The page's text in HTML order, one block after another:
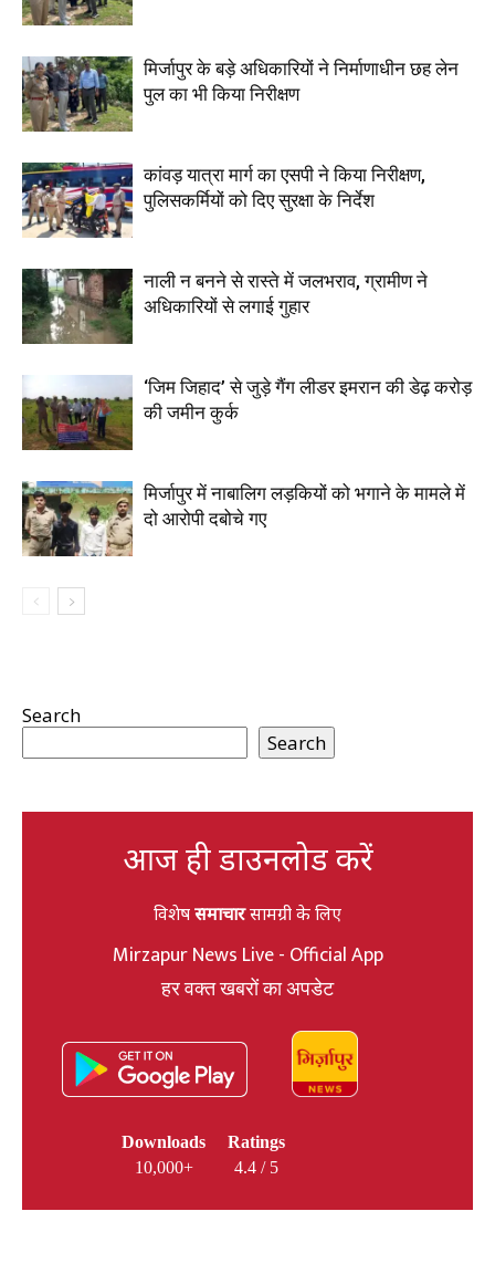
मिर्जापुर के बड़े अधिकारियों ने निर्माणाधीन छह लेन
पुल का भी किया निरीक्षण
कांवड़ यात्रा मार्ग का एसपी ने किया निरीक्षण,
पुलिसकर्मियों को दिए सुरक्षा के निर्देश
नाली न बनने से रास्ते में जलभराव, ग्रामीण ने
अधिकारियों से लगाई गुहार
‘जिम जिहाद’ से जुड़े गैंग लीडर इमरान की डेढ़ करोड़
की जमीन कुर्क
मिर्जापुर में नाबालिग लड़कियों को भगाने के मामले में
दो आरोपी दबोचे गए
Search
Search
आज ही डाउनलोड करें
विशेषसमाचारसामग्री के लिए
Mirzapur News Live - Official App
हर वक्त खबरों का अपडेट
Downloads
10,000+
Ratings
4.4 / 5